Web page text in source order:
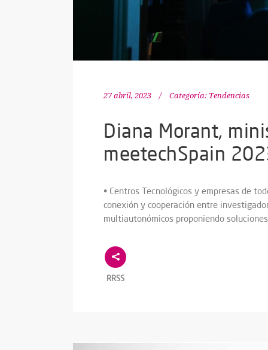
27 abril, 2023 Categoría: Tendencias
Diana Morant,
meetechSpain
• Centros Tecnológicos y empresas de
conexión y cooperación entre
multiautonómicos proponiendo
RRSS